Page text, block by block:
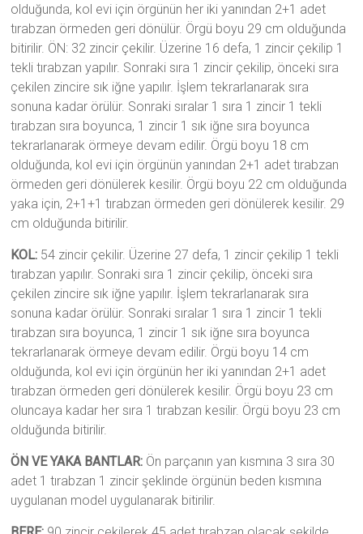
olduğunda, kol evi için örgünün her iki yanından 2+1 adet
tırabzan örmeden geri dönülür. Örgü boyu 29 cm olduğunda
bitirilir. ÖN: 32 zincir çekilir. Üzerine 16 defa, 1 zincir çekilip 1
tekli tırabzan yapılır. Sonraki sıra 1 zincir çekilip, önceki sıra
çekilen zincire sık iğne yapılır. İşlem tekrarlanarak sıra
sonuna kadar örülür. Sonraki sıralar 1 sıra 1 zincir 1 tekli
tırabzan sıra boyunca, 1 zincir 1 sık iğne sıra boyunca
tekrarlanarak örmeye devam edilir. Örgü boyu 18 cm
olduğunda, kol evi için örgünün yanından 2+1 adet tırabzan
örmeden geri dönülerek kesilir. Örgü boyu 22 cm olduğunda
yaka için, 2+1+1 tırabzan örmeden geri dönülerek kesilir. 29
cm olduğunda bitirilir.
KOL: 54 zincir çekilir. Üzerine 27 defa, 1 zincir çekilip 1 tekli
tırabzan yapılır. Sonraki sıra 1 zincir çekilip, önceki sıra
çekilen zincire sık iğne yapılır. İşlem tekrarlanarak sıra
sonuna kadar örülür. Sonraki sıralar 1 sıra 1 zincir 1 tekli
tırabzan sıra boyunca, 1 zincir 1 sık iğne sıra boyunca
tekrarlanarak örmeye devam edilir. Örgü boyu 14 cm
olduğunda, kol evi için örgünün her iki yanından 2+1 adet
tırabzan örmeden geri dönülerek kesilir. Örgü boyu 23 cm
oluncaya kadar her sıra 1 tırabzan kesilir. Örgü boyu 23 cm
olduğunda bitirilir.
ÖN VE YAKA BANTLAR: Ön parçanın yan kısmına 3 sıra 30
adet 1 tırabzan 1 zincir şeklinde örgünün beden kısmına
uygulanan model uygulanarak bitirilir.